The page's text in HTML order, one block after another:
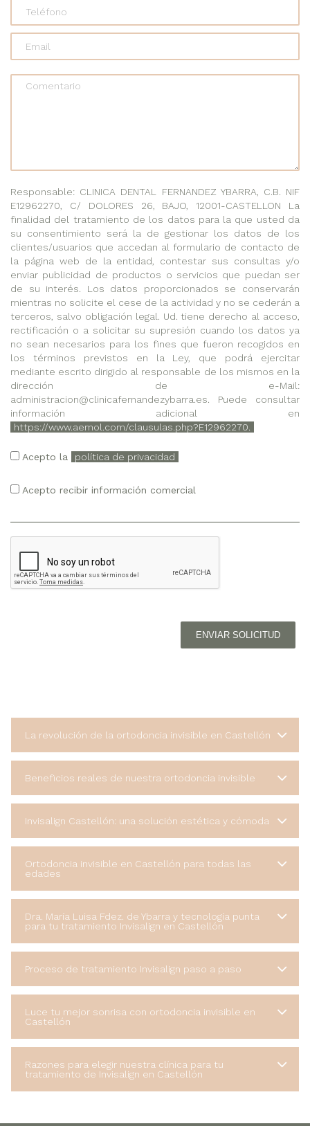
Comentario
Responsable: CLINICA DENTAL FERNANDEZ YBARRA, C.B. NIF
E12962270, C/ DOLORES 26, BAJO, 12001-CASTELLON La
finalidad del tratamiento de los datos para la que usted da
su consentimiento será la de gestionar los datos de los
clientes/usuarios que accedan al formulario de contacto de
la página web de la entidad, contestar sus consultas y/o
enviar publicidad de productos o servicios que puedan ser
de su interés. Los datos proporcionados se conservarán
mientras no solicite el cese de la actividad y no se cederán a
terceros, salvo obligación legal. Ud. tiene derecho al acceso,
rectificación o a solicitar su supresión cuando los datos ya
no sean necesarios para los fines que fueron recogidos en
los términos previstos en la Ley, que podrá ejercitar
mediante escrito dirigido al responsable de los mismos en la
dirección de e-Mail:
administracion@clinicafernandezybarra.es. Puede consultar
información adicional en
https://www.aemol.com/clausulas.php?E12962270.
Acepto la política de privacidad
Acepto recibir información comercial
ENVIAR SOLICITUD
La revolución de la ortodoncia invisible en Castellón
Beneficios reales de nuestra ortodoncia invisible
Invisalign Castellón: una solución estética y cómoda
Ortodoncia invisible en Castellón para todas las
edades
Dra. María Luisa Fdez. de Ybarra y tecnología punta
para tu tratamiento Invisalign en Castellón
Proceso de tratamiento Invisalign paso a paso
Luce tu mejor sonrisa con ortodoncia invisible en
Castellón
Razones para elegir nuestra clínica para tu
tratamiento de Invisalign en Castellón